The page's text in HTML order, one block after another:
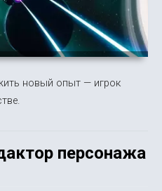
новый опыт — игрок
персонажа